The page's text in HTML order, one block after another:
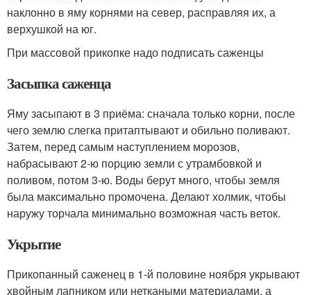
наклонно в яму корнями на север, расправляя их, а
верхушкой на юг.
При массовой прикопке надо подписать саженцы
Засыпка саженца
Яму засыпают в 3 приёма: сначала только корни, после
чего землю слегка притаптывают и обильно поливают.
Затем, перед самым наступлением морозов,
набрасывают 2-ю порцию земли с утрамбовкой и
поливом, потом 3-ю. Воды берут много, чтобы земля
была максимально промочена. Делают холмик, чтобы
наружу торчала минимально возможная часть веток.
Укрытие
Прикопанный саженец в 1-й половине ноября укрывают
хвойным лапником или неткаными материалами, а